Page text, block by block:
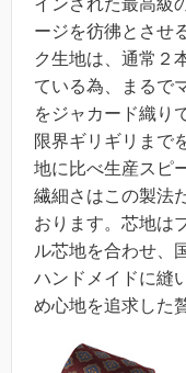
ージを彷彿とさせ
ク生地は、通常２
ている為、まるで
をジャカード織り
限界ギリギリまで
地に比べ生産スピ
繊細さはこの製法
おります。芯地は
ル芯地を合わせ、
ハンドメイドに縫
め心地を追求した